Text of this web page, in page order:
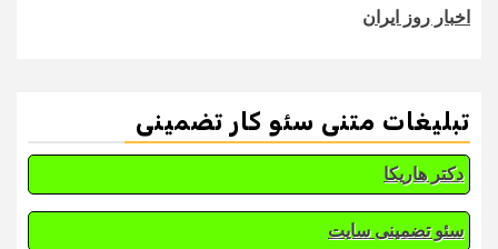
اخبار روز ایران
تبلیغات متنی سئو کار تضمینی
دکتر هاریکا
سئو تضمینی سایت